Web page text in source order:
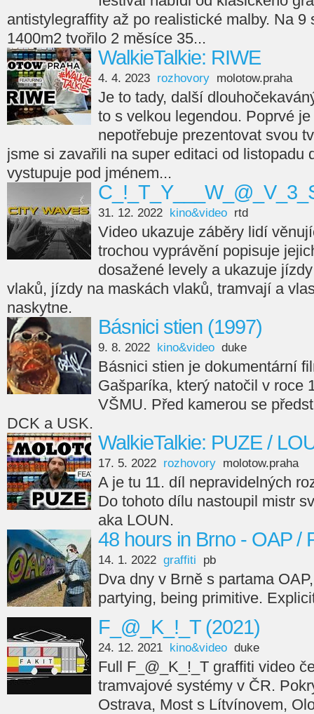
antistylegraffity až po realistické malby. Na 9
1400m2 tvořilo 2 měsíce 35...
WalkieTalkie: RIWE
4. 4. 2023 rozhovory molotow.praha
Je to tady, další
to s velkou legendou. Poprvé
nepotřebuje prezentovat svou
jsme si zavařili na super editaci od listopadu
vystupuje pod jménem...
31. 12. 2022 kino&video rtd
Video ukazuje záběry lidí
trochou vyprávění popisuje
dosažené levely a ukazuje
vlaků, jízdy na maskách vlaků, tramvají a
naskytne.
Básnici stien (1997)
9. 8. 2022 kino&video duke
Básnici stien je dokumentární
Gašparíka, který natočil v roce
VŠMU. Před kamerou se
DCK a USK.
WalkieTalkie: PUZE /
17. 5. 2022 rozhovory molotow.praha
A je tu 11. díl nepravidelných
Do tohoto dílu nastoupil mistr
aka LOUN.
48 hours in Brno - OAP /
14. 1. 2022 graffiti pb
Dva dny v Brně s partama
partying, being primitive.
F_@_K_!_T (2021)
24. 12. 2021 kino&video duke
Full F_@_K_!_T graffiti video
tramvajové systémy v ČR.
Ostrava, Most s Lítvínovem,